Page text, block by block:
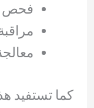
فحص
كما تستفيد